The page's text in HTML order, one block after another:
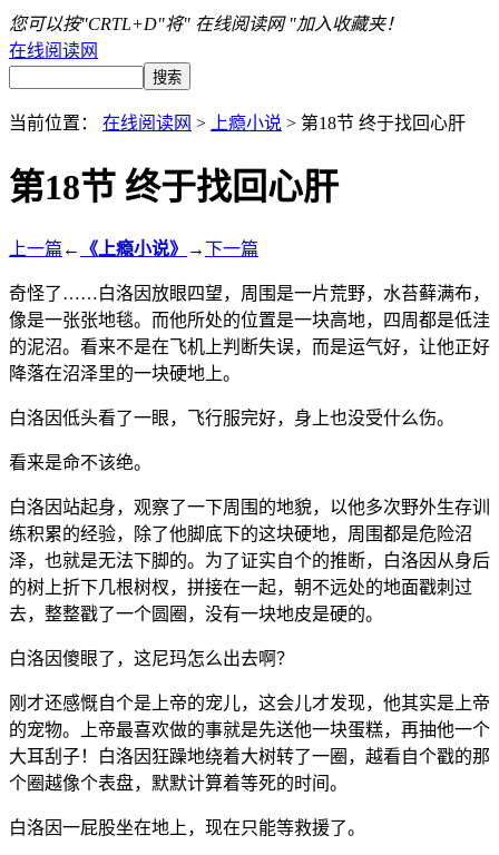
您可以按"CRTL+D"将" 在线阅读网 "加入收藏夹！
在线阅读网
当前位置： 在线阅读网 > 上瘾小说 > 第18节 终于找回心肝
第18节 终于找回心肝
上一篇 ← 《上瘾小说》 →下一篇
奇怪了……白洛因放眼四望，周围是一片荒野，水苔藓满布，
像是一张张地毯。而他所处的位置是一块高地，四周都是低洼
的泥沼。看来不是在飞机上判断失误，而是运气好，让他正好
降落在沼泽里的一块硬地上。
白洛因低头看了一眼，飞行服完好，身上也没受什么伤。
看来是命不该绝。
白洛因站起身，观察了一下周围的地貌，以他多次野外生存训
练积累的经验，除了他脚底下的这块硬地，周围都是危险沼
泽，也就是无法下脚的。为了证实自个的推断，白洛因从身后
的树上折下几根树杈，拼接在一起，朝不远处的地面戳刺过
去，整整戳了一个圆圈，没有一块地皮是硬的。
白洛因傻眼了，这尼玛怎么出去啊？
刚才还感慨自个是上帝的宠儿，这会儿才发现，他其实是上帝
的宠物。上帝最喜欢做的事就是先送他一块蛋糕，再抽他一个
大耳刮子！白洛因狂躁地绕着大树转了一圈，越看自个戳的那
个圈越像个表盘，默默计算着等死的时间。
白洛因一屁股坐在地上，现在只能等救援了。